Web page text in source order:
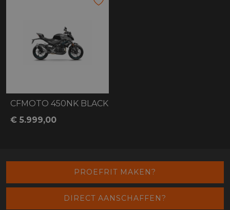
CFMOTO 450NK BLACK
€ 5.999,00
PROEFRIT MAKEN?
DIRECT AANSCHAFFEN?